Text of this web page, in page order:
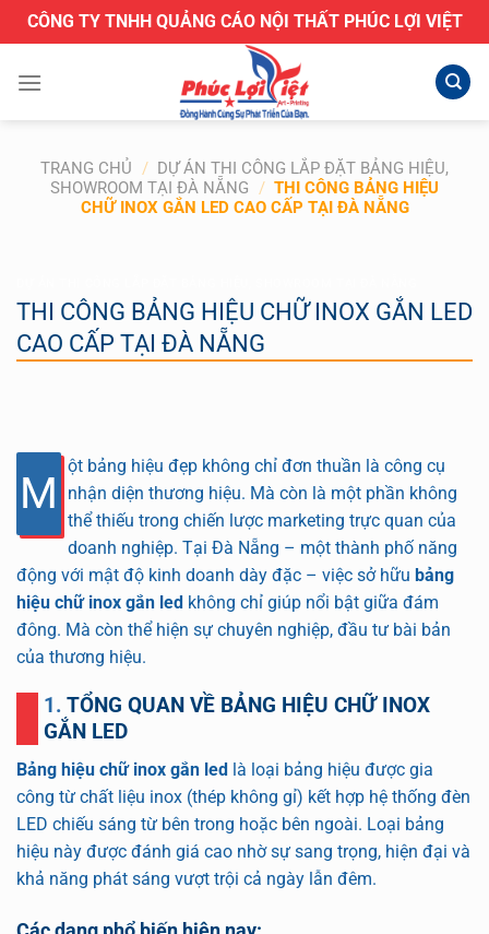
qua
dung
CÔNG TY TNHH QUẢNG CÁO NỘI THẤT PHÚC LỢI VIỆT
TRANG CHỦ / DỰ ÁN THI CÔNG LẮP ĐẶT BẢNG HIỆU,
SHOWROOM TẠI ĐÀ NẴNG / THI CÔNG BẢNG HIỆU
CHỮ INOX GẮN LED CAO CẤP TẠI ĐÀ NẴNG
THI CÔNG BẢNG HIỆU CHỮ INOX GẮN LED
CAO CẤP TẠI ĐÀ NẴNG
M
ột bảng hiệu đẹp không chỉ đơn thuần là công cụ
nhận diện thương hiệu. Mà còn là một phần không
thể thiếu trong chiến lược marketing trực quan của
doanh nghiệp. Tại Đà Nẵng – một thành phố năng
động với mật độ kinh doanh dày đặc – việc sở hữu bảng
hiệu chữ inox gắn led không chỉ giúp nổi bật giữa đám
đông. Mà còn thể hiện sự chuyên nghiệp, đầu tư bài bản
của thương hiệu.
1. TỔNG QUAN VỀ BẢNG HIỆU CHỮ INOX
GẮN LED
Bảng hiệu chữ inox gắn led là loại bảng hiệu được gia
công từ chất liệu inox (thép không gỉ) kết hợp hệ thống đèn
LED chiếu sáng từ bên trong hoặc bên ngoài. Loại bảng
hiệu này được đánh giá cao nhờ sự sang trọng, hiện đại và
khả năng phát sáng vượt trội cả ngày lẫn đêm.